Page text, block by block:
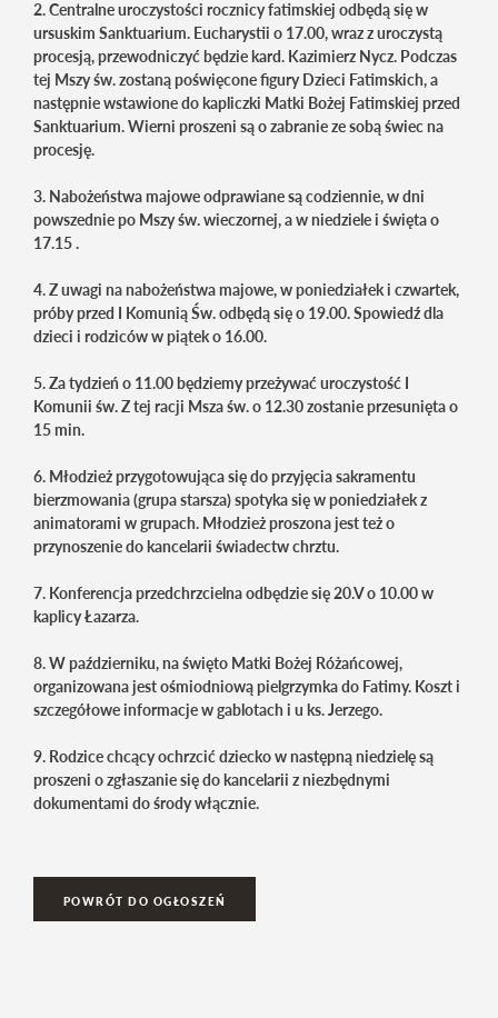
2. Centralne uroczystości rocznicy fatimskiej odbędą się w
ursuskim Sanktuarium. Eucharystii o 17.00, wraz z uroczystą
procesją, przewodniczyć będzie kard. Kazimierz Nycz. Podczas
tej Mszy św. zostaną poświęcone figury Dzieci Fatimskich, a
następnie wstawione do kapliczki Matki Bożej Fatimskiej przed
Sanktuarium. Wierni proszeni są o zabranie ze sobą świec na
procesję.
3. Nabożeństwa majowe odprawiane są codziennie, w dni
powszednie po Mszy św. wieczornej, a w niedziele i święta o
17.15 .
4. Z uwagi na nabożeństwa majowe, w poniedziałek i czwartek,
próby przed I Komunią Św. odbędą się o 19.00. Spowiedź dla
dzieci i rodziców w piątek o 16.00.
5. Za tydzień o 11.00 będziemy przeżywać uroczystość I
Komunii św. Z tej racji Msza św. o 12.30 zostanie przesunięta o
15 min.
6. Młodzież przygotowująca się do przyjęcia sakramentu
bierzmowania (grupa starsza) spotyka się w poniedziałek z
animatorami w grupach. Młodzież proszona jest też o
przynoszenie do kancelarii świadectw chrztu.
7. Konferencja przedchrzcielna odbędzie się 20.V o 10.00 w
kaplicy Łazarza.
8. W październiku, na święto Matki Bożej Różańcowej,
organizowana jest ośmiodniową pielgrzymka do Fatimy. Koszt i
szczegółowe informacje w gablotach i u ks. Jerzego.
9. Rodzice chcący ochrzcić dziecko w następną niedzielę są
proszeni o zgłaszanie się do kancelarii z niezbędnymi
dokumentami do środy włącznie.
POWRÓT DO OGŁOSZEŃ